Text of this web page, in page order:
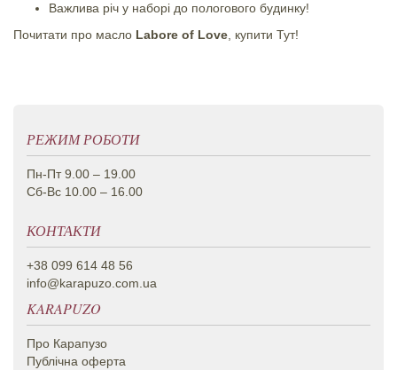
Важлива річ у наборі до пологового будинку!
Почитати про масло Labore of Love, купити Тут!
РЕЖИМ РОБОТИ
Пн-Пт 9.00 – 19.00
Сб-Вс 10.00 – 16.00
КОНТАКТИ
+38 099 614 48 56
info@karapuzo.com.ua
KARAPUZO
Про Карапузо
Публічна оферта